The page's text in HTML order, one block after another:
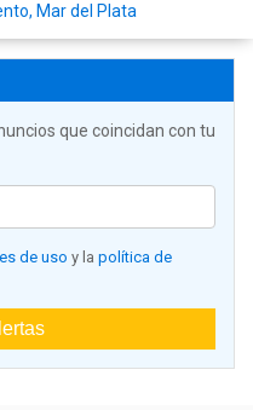
Mar del Plata
que coincidan con tu
de uso y la política de